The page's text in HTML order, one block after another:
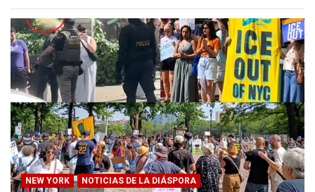
NEW YORK NOTICIAS DE LA DIÁSPORA